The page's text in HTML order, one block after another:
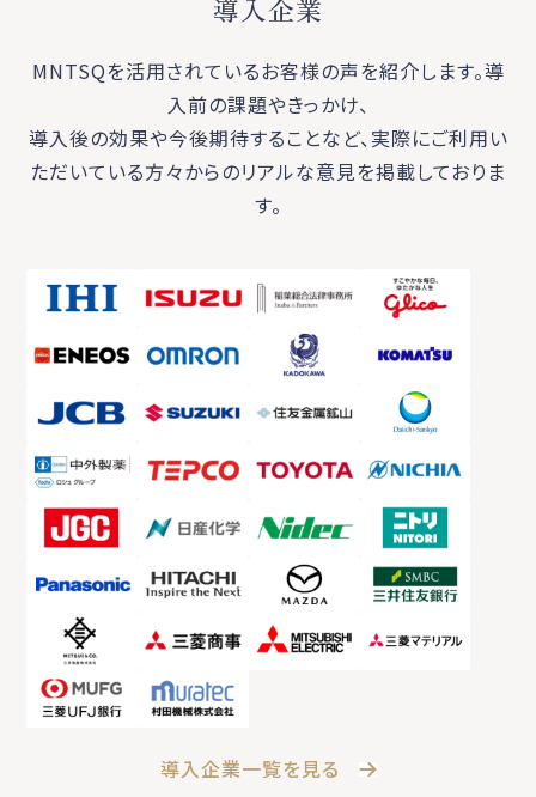
導入企業
MNTSQを活用されているお客様の声を紹介します。導
入前の課題やきっかけ、
導入後の効果や今後期待することなど、実際にご利用い
ただいている方々からのリアルな意見を掲載しておりま
す。
導入企業一覧を見る